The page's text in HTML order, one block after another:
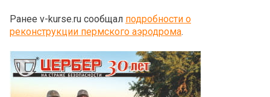
Ранее v-kurse.ru сообщал подробности о
реконструкции пермского аэродрома.